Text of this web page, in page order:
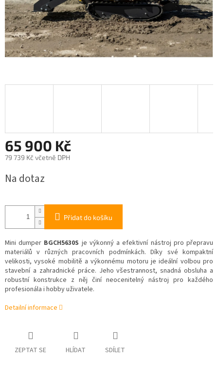
65 900 Kč
79 739 Kč včetně DPH
cena:
Na dotaz
Přidat do košíku
Mini dumper BGCH5630S je výkonný a efektivní nástroj pro přepravu
materiálů v různých pracovních podmínkách. Díky své kompaktní
velikosti, vysoké mobilitě a výkonnému motoru je ideální volbou pro
stavební a zahradnické práce. Jeho všestrannost, snadná obsluha a
robustní konstrukce z něj činí neocenitelný nástroj pro každého
profesionála i hobby uživatele.
Detailní informace
ZEPTAT SE HLÍDAT SDÍLET